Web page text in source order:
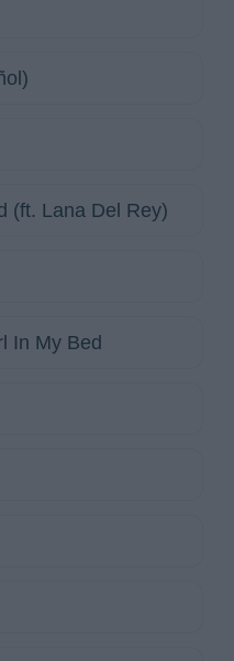
(ft. Lana Del Rey)
In My Bed